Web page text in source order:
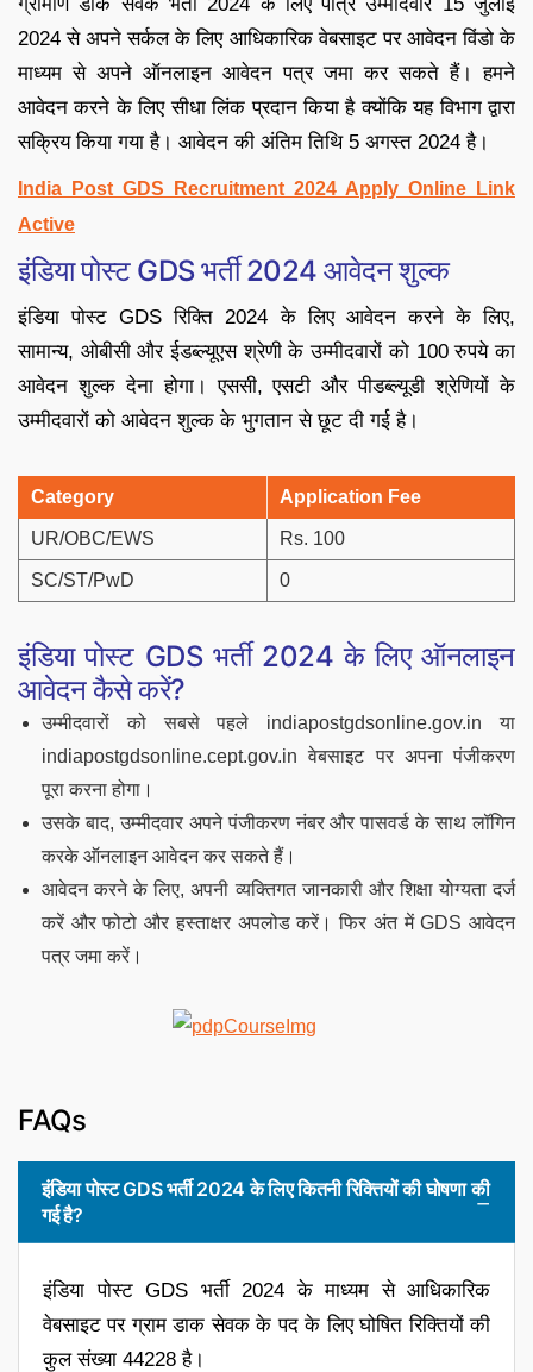
2024 से अपने सर्कल के लिए आधिकारिक वेबसाइट पर आवेदन विंडो के
माध्यम से अपने ऑनलाइन आवेदन पत्र जमा कर सकते हैं। हमने
आवेदन करने के लिए सीधा लिंक प्रदान किया है क्योंकि यह विभाग द्वारा
सक्रिय किया गया है। आवेदन की अंतिम तिथि 5 अगस्त 2024 है।
India Post GDS Recruitment 2024 Apply Online Link
Active
इंडिया पोस्ट GDS भर्ती 2024 आवेदन शुल्क
इंडिया पोस्ट GDS रिक्ति 2024 के लिए आवेदन करने के लिए,
सामान्य, ओबीसी और ईडब्ल्यूएस श्रेणी के उम्मीदवारों को 100 रुपये का
आवेदन शुल्क देना होगा। एससी, एसटी और पीडब्ल्यूडी श्रेणियों के
उम्मीदवारों को आवेदन शुल्क के भुगतान से छूट दी गई है।
Category Application Fee
UR/OBC/EWS Rs. 100
SC/ST/PwD 0
इंडिया पोस्ट GDS भर्ती 2024 के लिए ऑनलाइन
आवेदन कैसे करें?
उम्मीदवारों को सबसे पहले indiapostgdsonline.gov.in या
indiapostgdsonline.cept.gov.in वेबसाइट पर अपना पंजीकरण
पूरा करना होगा।
उसके बाद, उम्मीदवार अपने पंजीकरण नंबर और पासवर्ड के साथ लॉगिन
करके ऑनलाइन आवेदन कर सकते हैं।
आवेदन करने के लिए, अपनी व्यक्तिगत जानकारी और शिक्षा योग्यता दर्ज
करें और फोटो और हस्ताक्षर अपलोड करें। फिर अंत में GDS आवेदन
पत्र जमा करें।
FAQs
इंडिया पोस्ट GDS भर्ती 2024 के लिए कितनी रिक्तियों की घोषणा की
गई है?
इंडिया पोस्ट GDS भर्ती 2024 के माध्यम से आधिकारिक
वेबसाइट पर ग्राम डाक सेवक के पद के लिए घोषित रिक्तियों की
कुल संख्या 44228 है।